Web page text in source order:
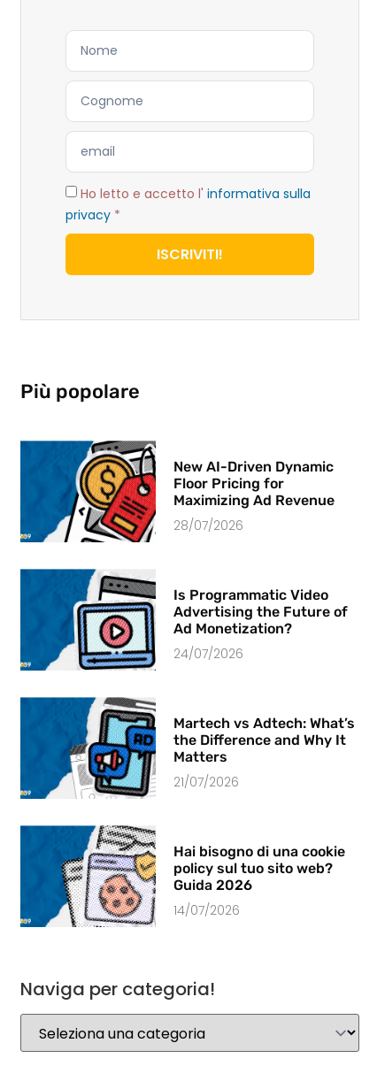
Ho letto e accetto l' informativa sulla
privacy*
ISCRIVITI!
Più popolare
New AI-Driven Dynamic
Floor Pricing for
Maximizing Ad Revenue
28/07/2026
Is Programmatic Video
Advertising the Future of
Ad Monetization?
24/07/2026
Martech vs Adtech: What’s
the Difference and Why It
Matters
21/07/2026
Hai bisogno di una cookie
policy sul tuo sito web?
Guida 2026
14/07/2026
Naviga per categoria!